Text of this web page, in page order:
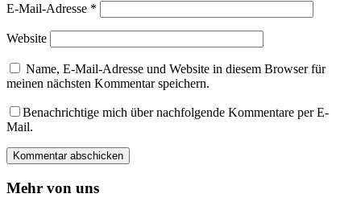
E-Mail-Adresse *
Website
Name, E-Mail-Adresse und Website in diesem Browser für
meinen nächsten Kommentar speichern.
Benachrichtige mich über nachfolgende Kommentare per E-
Mail.
Mehr von uns